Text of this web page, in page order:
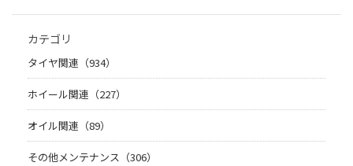
カテゴリ
タイヤ関連（934）
ホイール関連（227）
オイル関連（89）
その他メンテナンス（306）